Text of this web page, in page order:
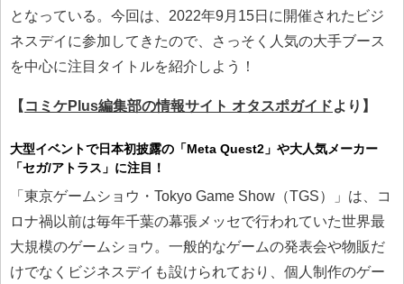
となっている。今回は、2022年9月15日に開催されたビジ
ネスデイに参加してきたので、さっそく人気の大手ブース
を中心に注目タイトルを紹介しよう！
【 コミケPlus編集部の情報サイト オタスポガイドより】
大型イベントで日本初披露の「Meta Quest2」や大人気メーカー
「セガ/アトラス」に注目！
「東京ゲームショウ・Tokyo Game Show（TGS）」は、コ
ロナ禍以前は毎年千葉の幕張メッセで行われていた世界最
大規模のゲームショウ。一般的なゲームの発表会や物販だ
けでなくビジネスデイも設けられており、個人制作のゲー